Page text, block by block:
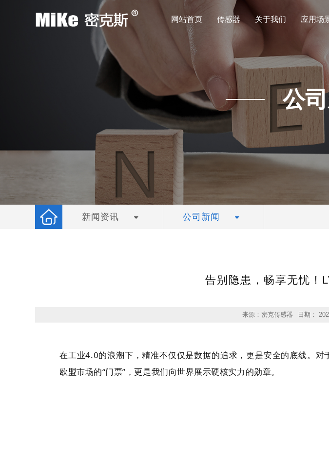
网站首页 传感器 关于我们 应用场
公
新闻资讯 公司新闻
告别隐患，畅享无忧！
来源：密克传感器 日期：
在工业4.0的浪潮下，精准不仅仅是数据的追求，更是安全的底线。对
欧盟市场的“门票”，更是我们向世界展示硬核实力的勋章。